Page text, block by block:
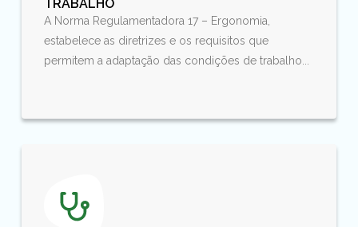
TRABALHO
A Norma Regulamentadora 17 – Ergonomia,
estabelece as diretrizes e os requisitos que
permitem a adaptação das condições de trabalho...